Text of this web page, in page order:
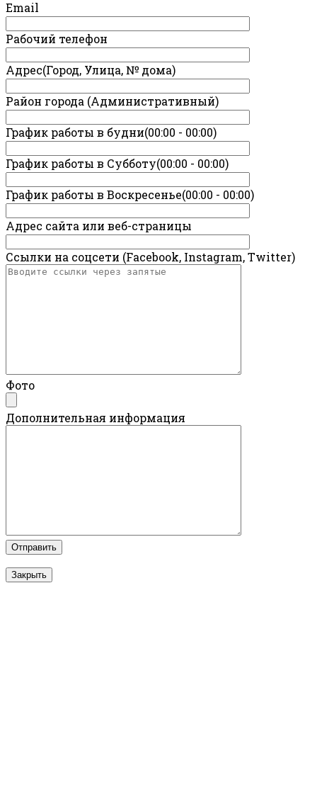
Email
Рабочий телефон
Адрес(Город, Улица, № дома)
Район города (Административный)
График работы в будни(00:00 - 00:00)
График работы в Субботу(00:00 - 00:00)
График работы в Воскресенье(00:00 - 00:00)
Адрес сайта или веб-страницы
Ссылки на соцсети (Facebook, Instagram, Twitter)
Фото
Дополнительная информация
Закрыть